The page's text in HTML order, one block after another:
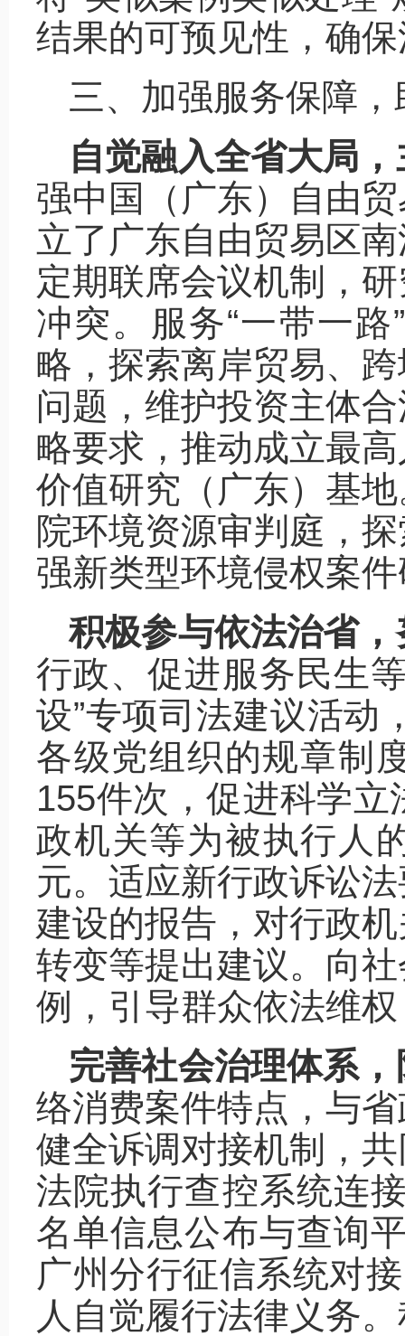
结果的可预见性，确
三、加强服务保障
自觉融入全省大局
强中国（广东）自由
立了广东自由贸易区
定期联席会议机制，
冲突。服务“一带一
略，探索离岸贸易、
问题，维护投资主体
略要求，推动成立最
价值研究（广东）基
院环境资源审判庭，
强新类型环境侵权案
积极参与依法治省
行政、促进服务民生
设”专项司法建议活动
各级党组织的规章制
155件次，促进科学
政机关等为被执行人
元。适应新行政诉讼
建设的报告，对行政
转变等提出建议。向
例，引导群众依法维
完善社会治理体系
络消费案件特点，与
健全诉调对接机制，
法院执行查控系统连
名单信息公布与查询
广州分行征信系统对
人自觉履行法律义务